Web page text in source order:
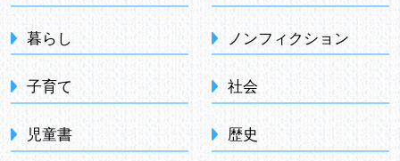
暮らし
子育て
児童書
ノンフィクション
社会
歴史